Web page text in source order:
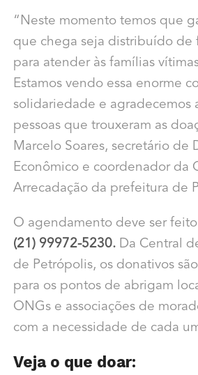
“Neste momento temos que
que chega seja distribuído de
para atender às famílias
Estamos vendo essa enorme
solidariedade e agradecemos
pessoas que trouxeram as
Marcelo Soares, secretário de
Econômico e coordenador da
Arrecadação da prefeitura de
O agendamento deve ser
(21) 99972-5230.Da Central
de Petrópolis, os donativos
para os pontos de abrigam
ONGs e associações de
com a necessidade de cada
Veja o que doar: